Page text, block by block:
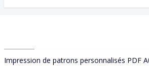
Impression de patrons personnalisés PDF